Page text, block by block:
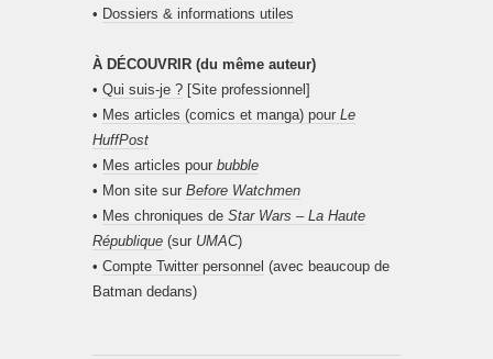
• Dossiers & informations utiles
À DÉCOUVRIR (du même auteur)
• Qui suis-je ? [Site professionnel]
• Mes articles (comics et manga) pour Le
HuffPost
• Mes articles pour bubble
• Mon site sur Before Watchmen
• Mes chroniques de Star Wars – La Haute
République (sur UMAC)
• Compte Twitter personnel (avec beaucoup de
Batman dedans)